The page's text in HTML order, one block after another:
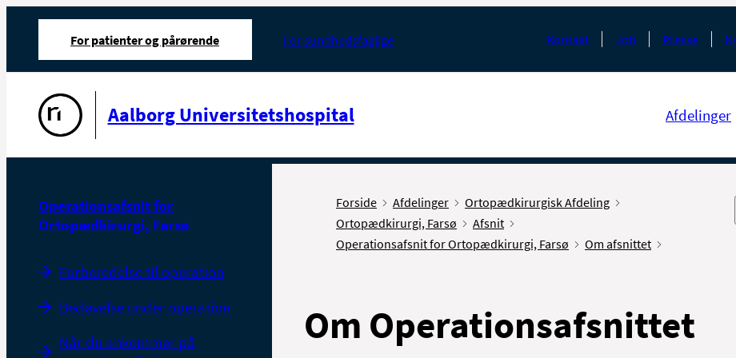
For patienter og pårørende For sundhedsfaglige Kontakt Job Presse
Aalborg Universitetshospital Afdelinger
Operationsafsnit for
Ortopædkirurgi, Farsø
Forberedelse til operation
Bedøvelse under operation
Når du ankommer på
Forside Afdelinger
Ortopædkirurgisk Afdeling
Ortopædkirurgi, Farsø
Afsnit
Operationsafsnit for Ortopædkirurgi, Farsø
Om afsnittet
Om Operationsafsnittet